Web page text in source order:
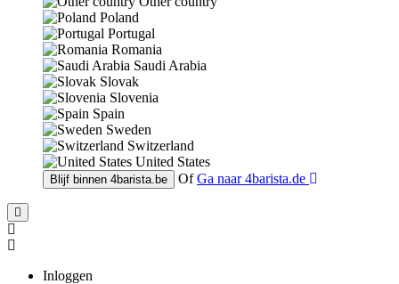
Poland
Portugal
Romania
Saudi Arabia
Slovak
Slovenia
Spain
Sweden
Switzerland
United States
Blijf binnen 4barista.be Of Ga naar4barista.de
Inloggen